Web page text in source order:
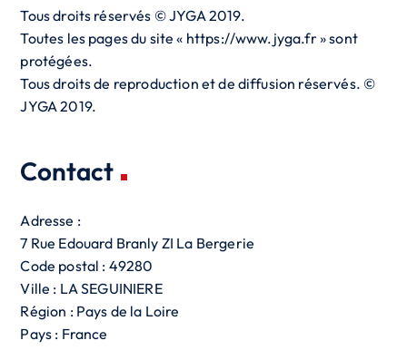
Tous droits réservés © JYGA 2019.
Toutes les pages du site « https://www.jyga.fr » sont
protégées.
Tous droits de reproduction et de diffusion réservés. ©
JYGA 2019.
Contact
Adresse :
7 Rue Edouard Branly ZI La Bergerie
Code postal : 49280
Ville : LA SEGUINIERE
Région : Pays de la Loire
Pays : France